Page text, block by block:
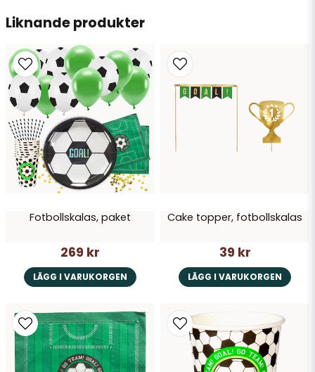
Ja, ni får publicera min fråga
Skicka fråga
Liknande produkter
Fotbollskalas, paket
269 kr
LÄGG I VARUKORGEN
Cake topper, fotbollskalas
39 kr
LÄGG I VARUKORGEN